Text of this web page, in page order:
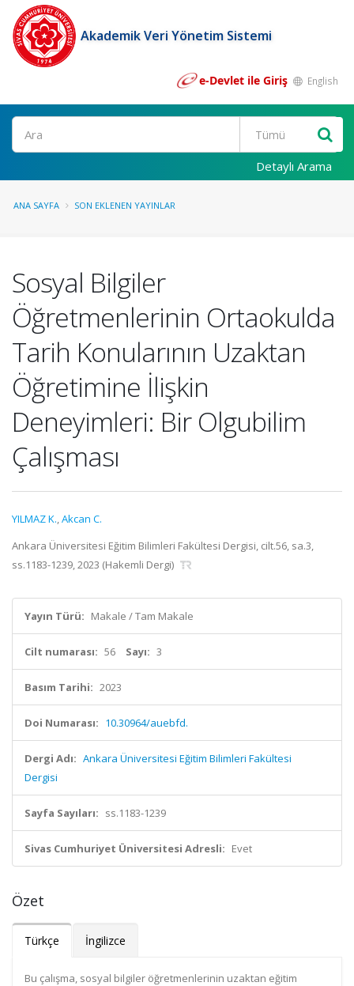
Akademik Veri Yönetim Sistemi
e-Devlet ile Giriş English
Ara
Detaylı Arama
ANA SAYFA SON EKLENEN YAYINLAR
Sosyal Bilgiler
Öğretmenlerinin Ortaokulda
Tarih Konularının Uzaktan
Öğretimine İlişkin
Deneyimleri: Bir Olgubilim
Çalışması
YILMAZ K.,Akcan C.
Ankara Üniversitesi Eğitim Bilimleri Fakültesi Dergisi, cilt.56, sa.3,
ss.1183-1239, 2023 (Hakemli Dergi)
Yayın Türü: Makale / Tam Makale
Cilt numarası: 56 Sayı: 3
Basım Tarihi: 2023
Doi Numarası: 10.30964/auebfd.
Dergi Adı: Ankara Üniversitesi Eğitim Bilimleri Fakültesi
Dergisi
Sayfa Sayıları: ss.1183-1239
Sivas Cumhuriyet Üniversitesi Adresli: Evet
Özet
Türkçe İngilizce
Bu çalışma, sosyal bilgiler öğretmenlerinin uzaktan eğitim